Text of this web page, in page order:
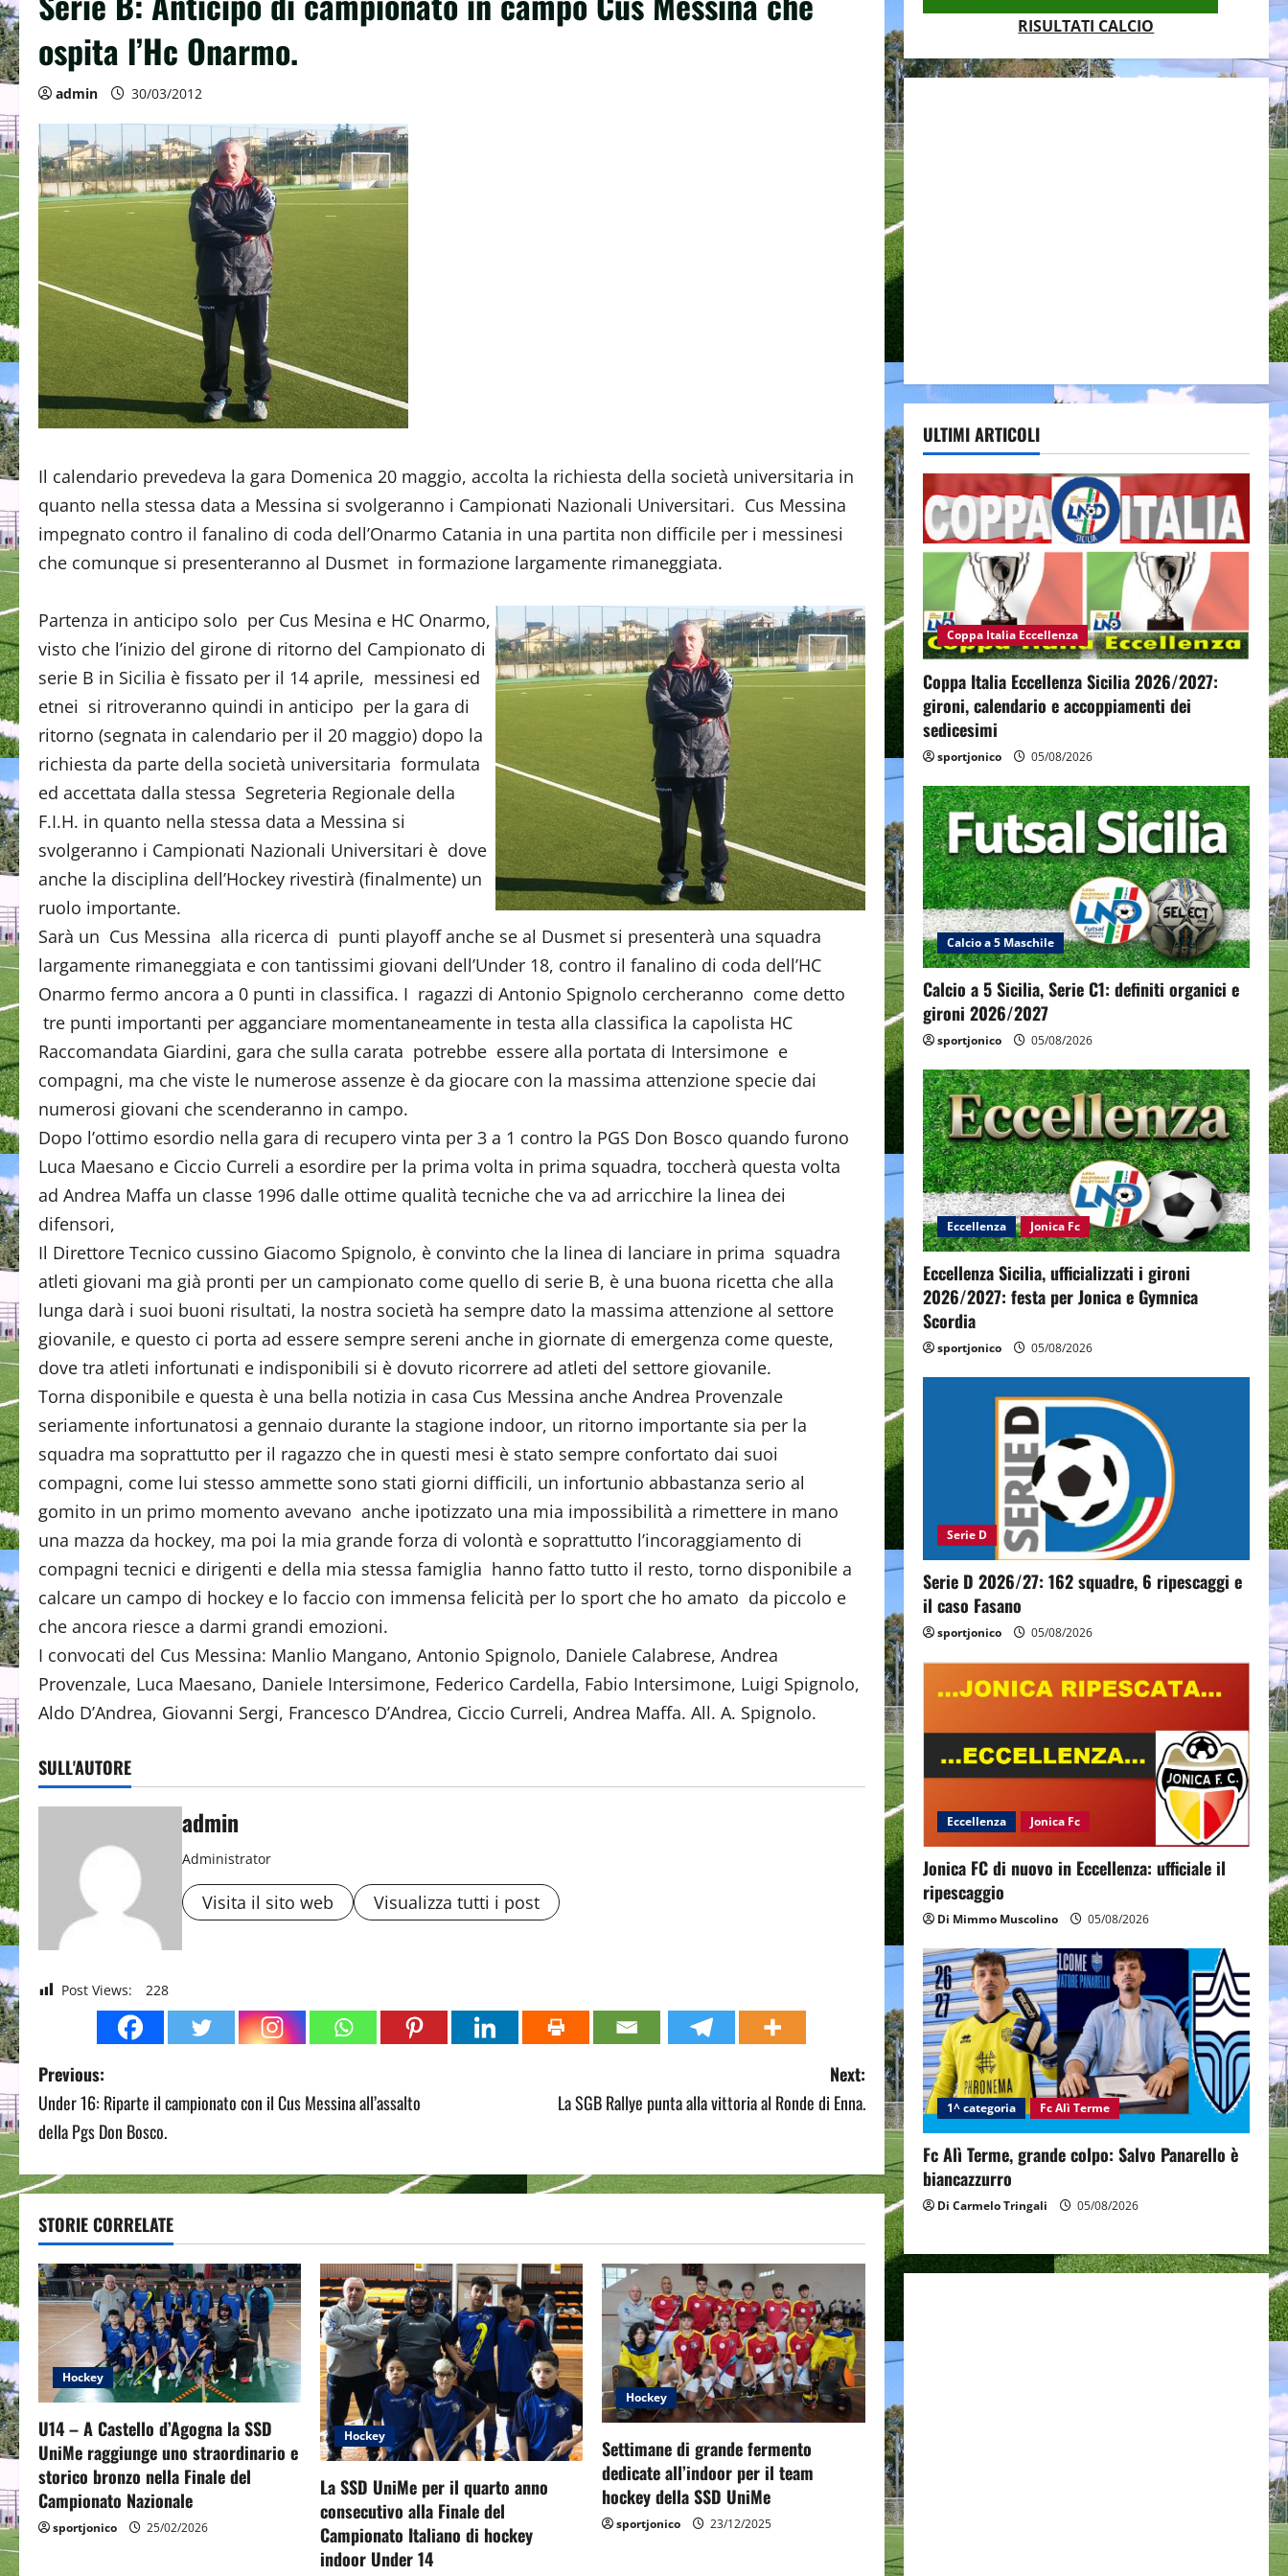
ospita l’Hc Onarmo.
admin 30/03/2012
Il calendario prevedeva la gara Domenica 20 maggio, accolta la richiesta della società universitaria in
quanto nella stessa data a Messina si svolgeranno i Campionati Nazionali Universitari. Cus Messina
impegnato contro il fanalino di coda dell’Onarmo Catania in una partita non difficile per i messinesi
che comunque si presenteranno al Dusmet in formazione largamente rimaneggiata.
Partenza in anticipo solo per Cus Mesina e HC Onarmo,
visto che l’inizio del girone di ritorno del Campionato di
serie B in Sicilia è fissato per il 14 aprile, messinesi ed
etnei si ritroveranno quindi in anticipo per la gara di
ritorno (segnata in calendario per il 20 maggio) dopo la
richiesta da parte della società universitaria formulata
ed accettata dalla stessa Segreteria Regionale della
F.I.H. in quanto nella stessa data a Messina si
svolgeranno i Campionati Nazionali Universitari è dove
anche la disciplina dell’Hockey rivestirà (finalmente) un
ruolo importante.
Sarà un Cus Messina alla ricerca di punti playoff anche se al Dusmet si presenterà una squadra
largamente rimaneggiata e con tantissimi giovani dell’Under 18, contro il fanalino di coda dell’HC
Onarmo fermo ancora a 0 punti in classifica. I ragazzi di Antonio Spignolo cercheranno come detto
tre punti importanti per agganciare momentaneamente in testa alla classifica la capolista HC
Raccomandata Giardini, gara che sulla carata potrebbe essere alla portata di Intersimone e
compagni, ma che viste le numerose assenze è da giocare con la massima attenzione specie dai
numerosi giovani che scenderanno in campo.
Dopo l’ottimo esordio nella gara di recupero vinta per 3 a 1 contro la PGS Don Bosco quando furono
Luca Maesano e Ciccio Curreli a esordire per la prima volta in prima squadra, toccherà questa volta
ad Andrea Maffa un classe 1996 dalle ottime qualità tecniche che va ad arricchire la linea dei
difensori,
Il Direttore Tecnico cussino Giacomo Spignolo, è convinto che la linea di lanciare in prima squadra
atleti giovani ma già pronti per un campionato come quello di serie B, è una buona ricetta che alla
lunga darà i suoi buoni risultati, la nostra società ha sempre dato la massima attenzione al settore
giovanile, e questo ci porta ad essere sempre sereni anche in giornate di emergenza come queste,
dove tra atleti infortunati e indisponibili si è dovuto ricorrere ad atleti del settore giovanile.
Torna disponibile e questa è una bella notizia in casa Cus Messina anche Andrea Provenzale
seriamente infortunatosi a gennaio durante la stagione indoor, un ritorno importante sia per la
squadra ma soprattutto per il ragazzo che in questi mesi è stato sempre confortato dai suoi
compagni, come lui stesso ammette sono stati giorni difficili, un infortunio abbastanza serio al
gomito in un primo momento avevano anche ipotizzato una mia impossibilità a rimettere in mano
una mazza da hockey, ma poi la mia grande forza di volontà e soprattutto l’incoraggiamento di
compagni tecnici e dirigenti e della mia stessa famiglia hanno fatto tutto il resto, torno disponibile a
calcare un campo di hockey e lo faccio con immensa felicità per lo sport che ho amato da piccolo e
che ancora riesce a darmi grandi emozioni.
I convocati del Cus Messina: Manlio Mangano, Antonio Spignolo, Daniele Calabrese, Andrea
Provenzale, Luca Maesano, Daniele Intersimone, Federico Cardella, Fabio Intersimone, Luigi Spignolo,
Aldo D’Andrea, Giovanni Sergi, Francesco D’Andrea, Ciccio Curreli, Andrea Maffa. All. A. Spignolo.
SULL'AUTORE
admin
Administrator
Visita il sito web Visualizza tutti i post
Post Views: 228
P
o
t
n
a
v
i
g
a
t
i
Previous:
Under 16: Riparte il campionato con il Cus Messina all’assalto
della Pgs Don Bosco.
Next:
La SGB Rallye punta alla vittoria al Ronde di Enna.
STORIE CORRELATE
Hockey
U14 – A Castello d’Agogna la SSD
UniMe raggiunge uno straordinario e
storico bronzo nella Finale del
Campionato Nazionale
sportjonico 25/02/2026
Hockey
La SSD UniMe per il quarto anno
consecutivo alla Finale del
Campionato Italiano di hockey
indoor Under 14
Hockey
Settimane di grande fermento
dedicate all’indoor per il team
hockey della SSD UniMe
sportjonico 23/12/2025
RISULTATI CALCIO
ULTIMI ARTICOLI
Coppa Italia Eccellenza
Coppa Italia Eccellenza Sicilia 2026/2027:
gironi, calendario e accoppiamenti dei
sedicesimi
sportjonico 05/08/2026
Calcio a 5 Maschile
Calcio a 5 Sicilia, Serie C1: definiti organici e
gironi 2026/2027
sportjonico 05/08/2026
Eccellenza Jonica Fc
Eccellenza Sicilia, ufficializzati i gironi
2026/2027: festa per Jonica e Gymnica
Scordia
sportjonico 05/08/2026
Serie D
Serie D 2026/27: 162 squadre, 6 ripescaggi e
il caso Fasano
sportjonico 05/08/2026
Eccellenza Jonica Fc
Jonica FC di nuovo in Eccellenza: ufficiale il
ripescaggio
Di Mimmo Muscolino 05/08/2026
1^ categoria Fc Alì Terme
Fc Alì Terme, grande colpo: Salvo Panarello è
biancazzurro
Di Carmelo Tringali 05/08/2026